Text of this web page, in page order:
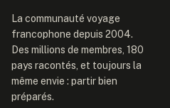
La communauté voyage
francophone depuis 2004.
Des millions de membres, 180
pays racontés, et toujours la
même envie : partir bien
préparés.